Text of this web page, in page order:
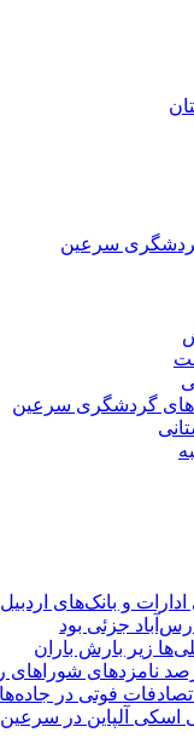
سرعین
های گردشگری سرعین
و بانک‌های اردبیل
جزئی بود
زیر بارش باران
اسکی آلپاین در سرعین